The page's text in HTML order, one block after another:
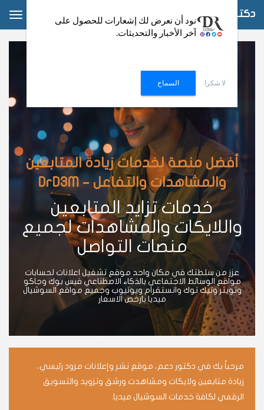
دكتور دعم
أفضل منصة لخدمات زيادة المتابعين
والمشاهدات والتفاعل – DrD3M
خدمات تزايد المتابعين
واللايكات والمشاهدات لجميع
منصات التواصل
عزز من سلطتك في مكان واحد موقع تشغيل اعلانات لحسابات
مواقع الوسائط الاجتماعي بالذكاء الاصطناعي فيس بوك وجاكو
وتويتر وتيك توك وانستقرام ويوتيوب وجميع مواقع السوشيال
ميديا بارخص الاسعار
مرحباً بك في دكتور دعم، موقع نشر وإعلانات مزود رئيسي،
زيادة متابعين ولايكات ومشاهدت ورشق وتزويد والتسويق
الرقمي لكافة خدمات السوشيال ميديا.
نود أن نعرض لك إشعارات للحصول على
آخر الأخبار والتحديثات.
لا شكرا السماح